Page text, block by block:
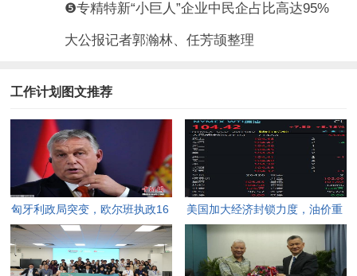
❺专精特新“小巨人”企业中民企占比高达95%
大公报记者郭瀚林、任芳颉整理
工作计划图文推荐
匈牙利政局突变，欧尔班执政16
年终结。
美国加大经济封锁力度，油价重
返100美元高点，黄金价格急
跌，日韩主要股指开盘走低。